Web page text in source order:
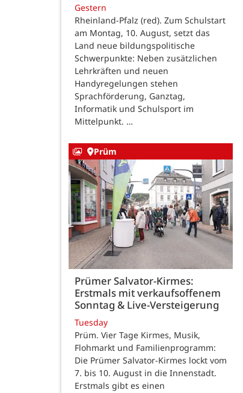
Gestern
Rheinland-Pfalz (red). Zum Schulstart
am Montag, 10. August, setzt das
Land neue bildungspolitische
Schwerpunkte: Neben zusätzlichen
Lehrkräften und neuen
Handyregelungen stehen
Sprachförderung, Ganztag,
Informatik und Schulsport im
Mittelpunkt. …
Prüm
Prümer Salvator-Kirmes:
Erstmals mit verkaufsoffenem
Sonntag & Live-Versteigerung
Tuesday
Prüm. Vier Tage Kirmes, Musik,
Flohmarkt und Familienprogramm:
Die Prümer Salvator-Kirmes lockt vom
7. bis 10. August in die Innenstadt.
Erstmals gibt es einen